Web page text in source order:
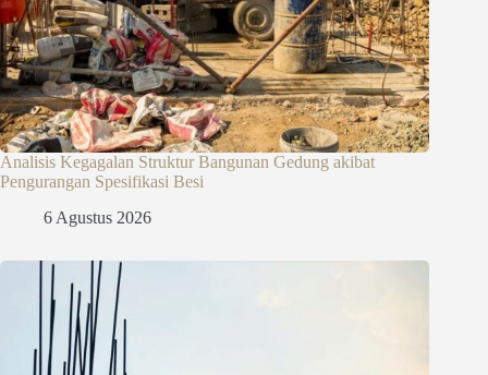
Analisis Kegagalan Struktur Bangunan Gedung akibat
Pengurangan Spesifikasi Besi
6 Agustus 2026